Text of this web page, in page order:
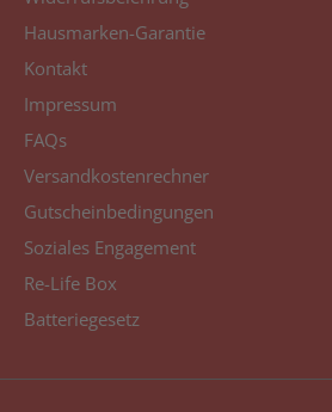
Hausmarken-Garantie
Kontakt
Impressum
FAQs
Versandkostenrechner
Gutscheinbedingungen
Soziales Engagement
Re-Life Box
Batteriegesetz